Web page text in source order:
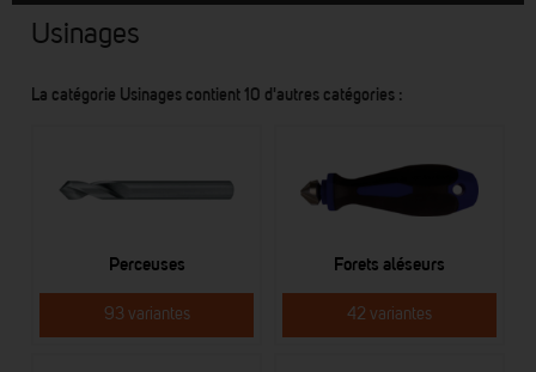
Usinages
La catégorie Usinages contient 10 d'autres catégories :
Perceuses
93 variantes
Forets aléseurs
42 variantes